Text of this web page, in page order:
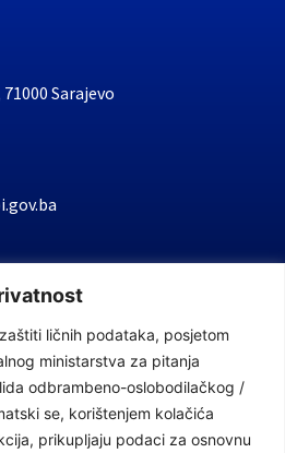
ličnih podataka, posjetom
ministarstva za pitanja
odbrambeno-oslobodilačkog /
se, korištenjem kolačića
prikupljaju podaci za osnovnu
Sarajevo